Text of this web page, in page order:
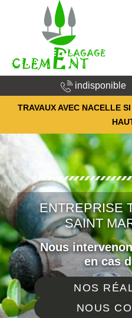
indisponible
TRAVAUX AVEC NACELLE
ENTREPRISE
SAINT
Nous
en cas
NOS
NOUS